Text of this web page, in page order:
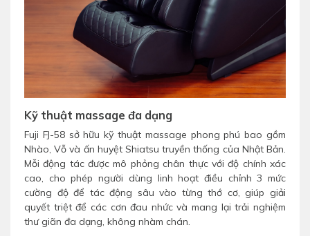
Kỹ thuật massage đa dạng
Fuji FJ-58 sở hữu kỹ thuật massage phong phú bao gồm
Nhào, Vỗ và ấn huyệt Shiatsu truyền thống của Nhật Bản.
Mỗi động tác được mô phỏng chân thực với độ chính xác
cao, cho phép người dùng linh hoạt điều chỉnh 3 mức
cường độ để tác động sâu vào từng thớ cơ, giúp giải
quyết triệt để các cơn đau nhức và mang lại trải nghiệm
thư giãn đa dạng, không nhàm chán.